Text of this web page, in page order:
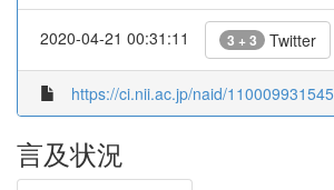
2020-04-21 00:31:11 3 + 3 Twitter
https://ci.nii.ac.jp/naid/110009931545
言及状況